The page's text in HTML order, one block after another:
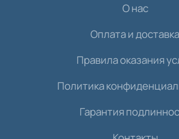
О нас
Оплата и доставка
Правила оказания
Политика
Гарантия